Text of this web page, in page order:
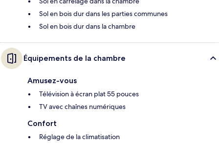
Sol en bois dur dans les parties communes
Sol en bois dur dans la chambre
Équipements de la chambre
Amusez-vous
Télévision à écran plat 55 pouces
TV avec chaînes numériques
Confort
Réglage de la climatisation